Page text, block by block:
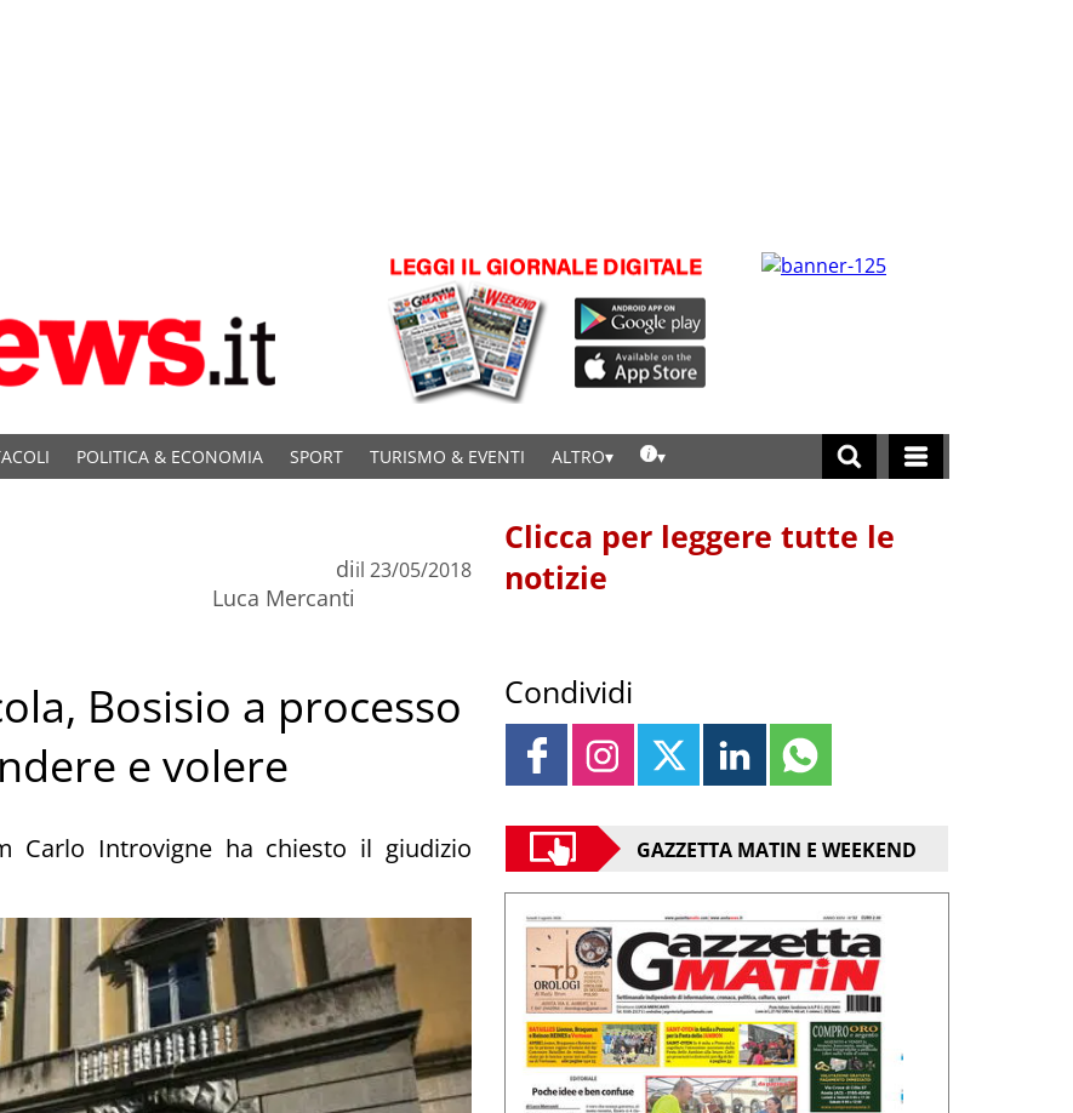
POLITICA & ECONOMIA SPORT TURISMO & EVENTI ALTRO
di
Luca Mercanti
il 23/05/2018
Bosisio a processo
e volere
Carlo Introvigne ha chiesto il giudizio
Clicca per leggere tutte le
notizie
Condividi
GAZZETTA MATIN E WEEKEND